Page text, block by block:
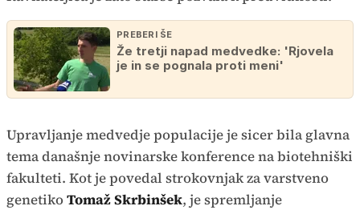
PREBERI ŠE
Že tretji napad medvedke: 'Rjovela
je in se pognala proti meni'
Upravljanje medvedje populacije je sicer bila glavna
tema današnje novinarske konference na biotehniški
fakulteti. Kot je povedal strokovnjak za varstveno
genetikoTomaž Skrbinšek, je spremljanje